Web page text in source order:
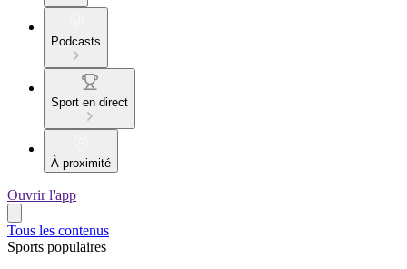
Podcasts
Sport en direct
À proximité
Ouvrir l'app
Tous les contenus
Sports populaires